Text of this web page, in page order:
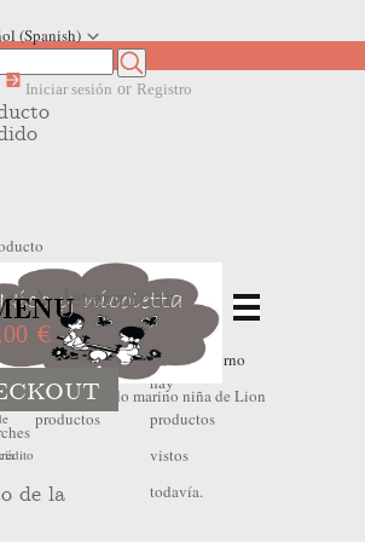
(Spanish)
Mis
No
hay
productos
No
hay
productos
vistos
todavía.
Iniciar sesión or Registro
A determinar
€
de la
Outlet Invierno >Outlet Invierno
> Abrigo acolchado marino niña de Lion